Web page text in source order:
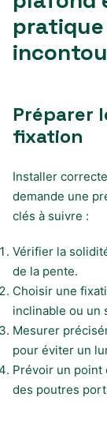
Préparer
fixation
Installer
demande une
clés à suivre :
Vérifier la
de la pente.
Choisir une
inclinable ou un
Mesurer
pour éviter un
Prévoir un point
des poutres